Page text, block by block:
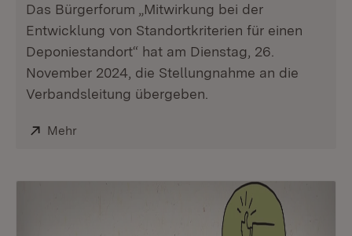
Das Bürgerforum „Mitwirkung bei der
Entwicklung von Standortkriterien für einen
Deponiestandort“ hat am Dienstag, 26.
November 2024, die Stellungnahme an die
Verbandsleitung übergeben.
Extern:
Mehr(Öffnet in neuem Fenster)